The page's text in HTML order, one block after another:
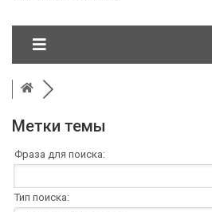
Метки темы
Фраза для поиска:
Тип поиска: